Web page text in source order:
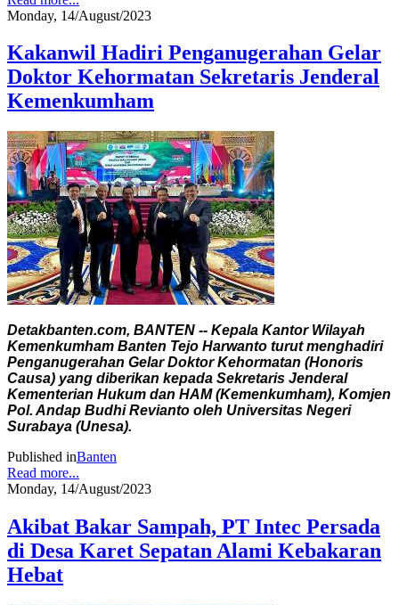
Monday, 14/August/2023
Kakanwil Hadiri Penganugerahan Gelar
Doktor Kehormatan Sekretaris Jenderal
Kemenkumham
Detakbanten.com, BANTEN -- Kepala Kantor Wilayah
Kemenkumham Banten Tejo Harwanto turut menghadiri
Penganugerahan Gelar Doktor Kehormatan (Honoris
Causa) yang diberikan kepada Sekretaris Jenderal
Kementerian Hukum dan HAM (Kemenkumham), Komjen
Pol. Andap Budhi Revianto oleh Universitas Negeri
Surabaya (Unesa).
Published inBanten
Read more...
Monday, 14/August/2023
Akibat Bakar Sampah, PT Intec Persada
di Desa Karet Sepatan Alami Kebakaran
Hebat